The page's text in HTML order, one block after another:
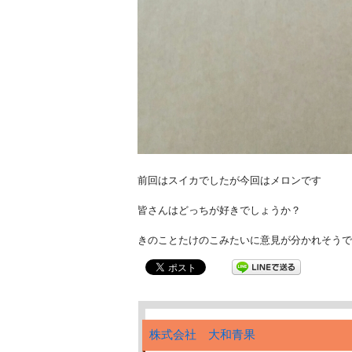
前回はスイカでしたが今回はメロンです
皆さんはどっちが好きでしょうか？
きのことたけのこみたいに意見が分かれそう
株式会社 大和青果